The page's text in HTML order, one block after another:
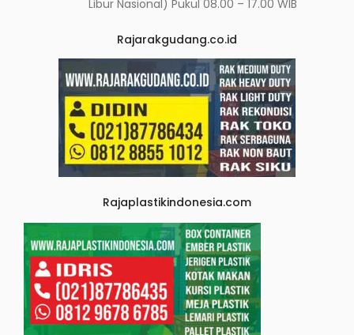
Libur Nasional) Pukul 08.00 – 17.00 WIB
Rajarakgudang.co.id
Rajaplastikindonesia.com